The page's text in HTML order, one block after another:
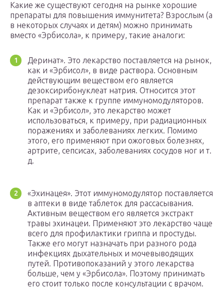
Какие же существуют сегодня на рынке хорошие
препараты для повышения иммунитета? Взрослым (а
в некоторых случаях и детям) можно принимать
вместо «Эрбисола», к примеру, такие аналоги:
Деринат». Это лекарство поставляется на рынок,
как и «Эрбисол», в виде раствора. Основным
действующим веществом его является
дезоксирибонуклеат натрия. Относится этот
препарат также к группе иммуномодуляторов.
Как и «Эрбисол», это лекарство может
использоваться, к примеру, при радиационных
поражениях и заболеваниях легких. Помимо
этого, его применяют при ожоговых болезнях,
артрите, сепсисах, заболеваниях сосудов ног и т.
д.
«Эхинацея». Этот иммуномодулятор поставляется
в аптеки в виде таблеток для рассасывания.
Активным веществом его является экстракт
травы эхинацеи. Применяют это лекарство чаще
всего для профилактики гриппа и простуды.
Также его могут назначать при разного рода
инфекциях дыхательных и мочевыводящих
путей. Противопоказаний у этого лекарства
больше, чем у «Эрбисола». Поэтому принимать
его стоит только после консультации с врачом.